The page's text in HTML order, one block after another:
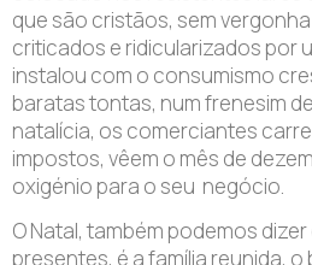
que são cristãos, sem
criticados e ridicularizados por
instalou com o consumismo
baratas tontas, num frenesim
natalícia, os comerciantes
impostos, vêem o mês de
oxigénio para o seu negócio.
O Natal, também podemos
presentes, é a família reunida,